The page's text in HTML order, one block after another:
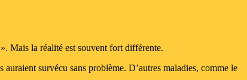
Mais la réalité est souvent fort différente.
survécu sans problème. D’autres maladies, comme le